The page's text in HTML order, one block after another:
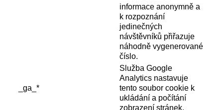
informace anonymně a
k rozpoznání
jedinečných
návštěvníků přiřazuje
náhodně vygenerované
číslo.
_ga_*
Služba Google
Analytics nastavuje
tento soubor cookie k
ukládání a počítání
zobrazení stránek.